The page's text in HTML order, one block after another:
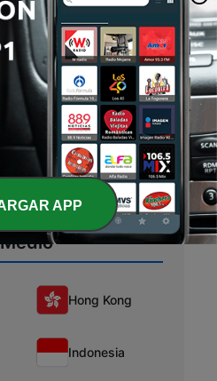
Chile
Ecuador
Uruguay
Hong Kong
Indonesia
APP